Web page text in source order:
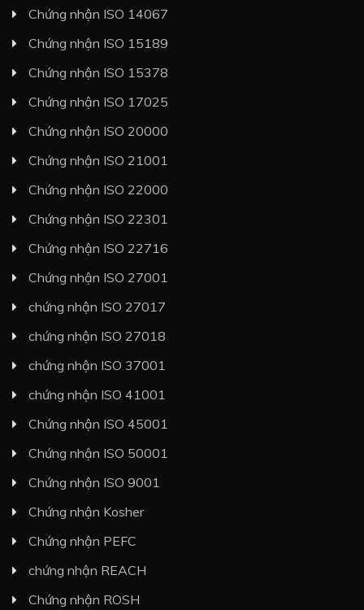
Chứng nhận ISO 14067
Chứng nhận ISO 15189
Chứng nhận ISO 15378
Chứng nhận ISO 17025
Chứng nhận ISO 20000
Chứng nhận ISO 21001
Chứng nhận ISO 22000
Chứng nhận ISO 22301
Chứng nhận ISO 22716
Chứng nhận ISO 27001
chứng nhận ISO 27017
chứng nhận ISO 27018
chứng nhận ISO 37001
chứng nhận ISO 41001
Chứng nhận ISO 45001
Chứng nhận ISO 50001
Chứng nhận ISO 9001
Chứng nhận Kosher
Chứng nhận PEFC
chứng nhận REACH
Chứng nhận ROSH